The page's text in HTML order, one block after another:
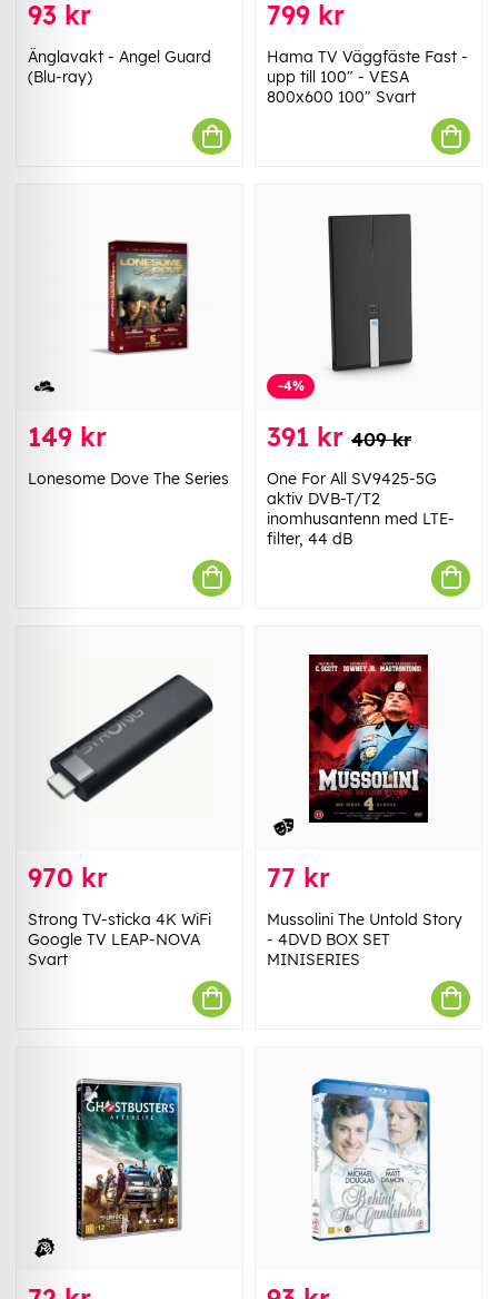
93 kr
Änglavakt - Angel Guard
(Blu-ray)
799 kr
Hama TV Väggfäste Fast -
upp till 100" - VESA
800x600 100" Svart
149 kr
Lonesome Dove The Series
-4%
391 kr 409 kr
One For All SV9425-5G
aktiv DVB-T/T2
inomhusantenn med LTE-
filter, 44 dB
970 kr
Strong TV-sticka 4K WiFi
Google TV LEAP-NOVA
Svart
77 kr
Mussolini The Untold Story
- 4DVD BOX SET
MINISERIES